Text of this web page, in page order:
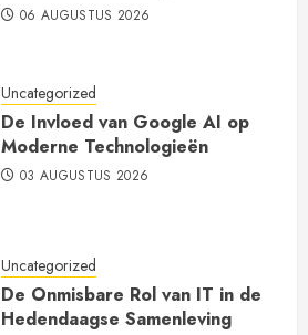
06 AUGUSTUS 2026
Uncategorized
De Invloed van Google AI op
Moderne Technologieën
03 AUGUSTUS 2026
Uncategorized
De Onmisbare Rol van IT in de
Hedendaagse Samenleving